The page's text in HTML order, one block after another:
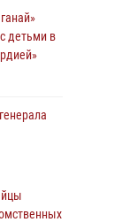
детьми в
алкоголя